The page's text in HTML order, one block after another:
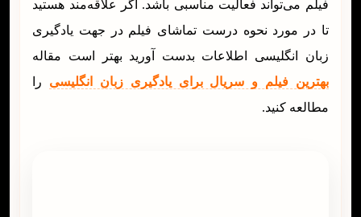
فیلم می‌تواند فعالیت مناسبی باشد. اگر علاقه‌‌مند هستید
تا در مورد نحوه درست تماشای فیلم در جهت یادگیری
زبان انگلیسی اطلاعات بدست آورید بهتر است مقاله
بهترین فیلم و سریال برای یادگیری زبان انگلیسی
را
مطالعه کنید.